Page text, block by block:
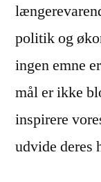
politik og
ingen emne
mål er ikke
inspirere
udvide deres